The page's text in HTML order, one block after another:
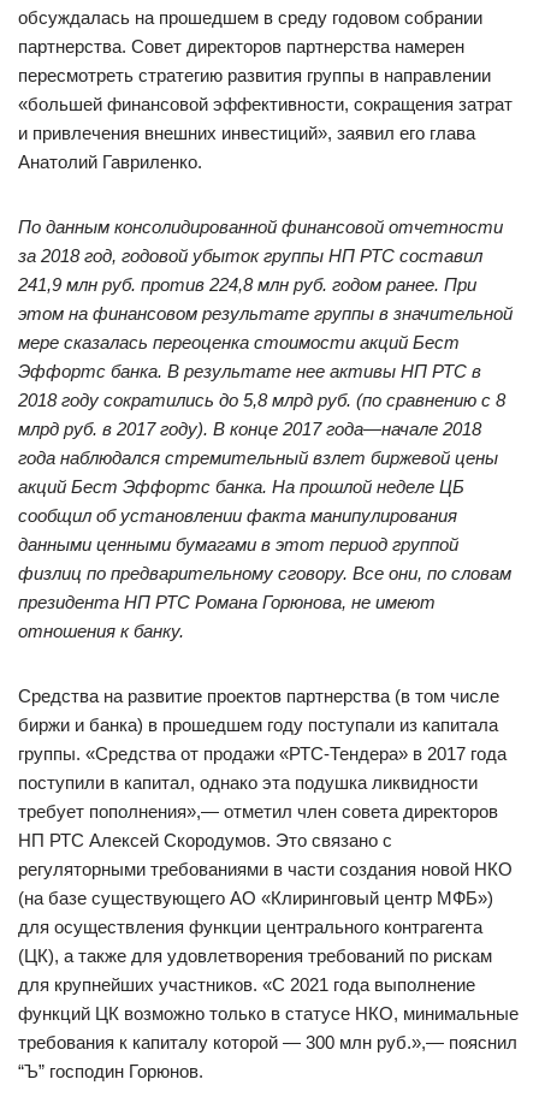
обсуждалась на прошедшем в среду годовом собрании
партнерства. Совет директоров партнерства намерен
пересмотреть стратегию развития группы в направлении
«большей финансовой эффективности, сокращения затрат
и привлечения внешних инвестиций», заявил его глава
Анатолий Гавриленко.
По данным консолидированной финансовой отчетности
за 2018 год, годовой убыток группы НП РТС составил
241,9 млн руб. против 224,8 млн руб. годом ранее. При
этом на финансовом результате группы в значительной
мере сказалась переоценка стоимости акций Бест
Эффортс банка. В результате нее активы НП РТС в
2018 году сократились до 5,8 млрд руб. (по сравнению с 8
млрд руб. в 2017 году). В конце 2017 года—начале 2018
года наблюдался стремительный взлет биржевой цены
акций Бест Эффортс банка. На прошлой неделе ЦБ
сообщил об установлении факта манипулирования
данными ценными бумагами в этот период группой
физлиц по предварительному сговору. Все они, по словам
президента НП РТС Романа Горюнова, не имеют
отношения к банку.
Средства на развитие проектов партнерства (в том числе
биржи и банка) в прошедшем году поступали из капитала
группы. «Средства от продажи «РТС-Тендера» в 2017 года
поступили в капитал, однако эта подушка ликвидности
требует пополнения»,— отметил член совета директоров
НП РТС Алексей Скородумов. Это связано с
регуляторными требованиями в части создания новой НКО
(на базе существующего АО «Клиринговый центр МФБ»)
для осуществления функции центрального контрагента
(ЦК), а также для удовлетворения требований по рискам
для крупнейших участников. «С 2021 года выполнение
функций ЦК возможно только в статусе НКО, минимальные
требования к капиталу которой — 300 млн руб.»,— пояснил
“Ъ” господин Горюнов.